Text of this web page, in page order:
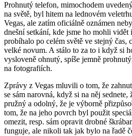
Prohnutý telefon, mimochodem
na světě, byl hitem na lednovém
Vegas, ale zatím oficiálně oznámen
dnešní setkání, kde jsme ho mohli vidět
probíhalo po celém světě ve stejný čas,
velké novum. A stálo to za to i když si
vysloveně ohnutý, spíše jemně
na fotografiích.
Zprávy z Vegas mluvili o tom, že
se sám narovná, když si na něj
pružný a odolný, že je výborně
tom, že na jeho povrch byl použit
omezit, resp. sám opravit drobné
funguje, ale nikoli tak jak bylo na řadě